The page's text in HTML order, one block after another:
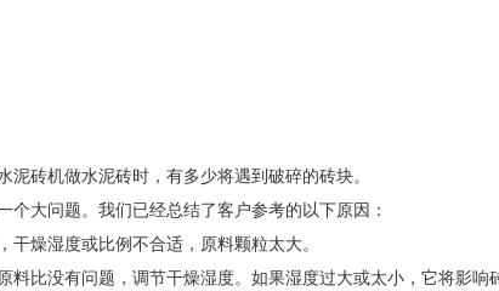
泥砖机做水泥砖时，有多少将遇到破碎的砖块。
个大问题。我们已经总结了客户参考的以下原因：
干燥湿度或比例不合适，原料颗粒太大。
料比没有问题，调节干燥湿度。如果湿度过大或太小，它将影响